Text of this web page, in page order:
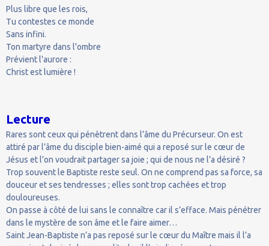
Plus libre que les rois,
Tu contestes ce monde
Sans infini.
Ton martyre dans l'ombre
Prévient l'aurore :
Christ est lumière !
Lecture
Rares sont ceux qui pénètrent dans l’âme du Précurseur. On est
attiré par l’âme du disciple bien-aimé qui a reposé sur le cœur de
Jésus et l’on voudrait partager sa joie ; qui de nous ne l’a désiré ?
Trop souvent le Baptiste reste seul. On ne comprend pas sa force, sa
douceur et ses tendresses ; elles sont trop cachées et trop
douloureuses.
On passe à côté de lui sans le connaître car il s’efface. Mais pénétrer
dans le mystère de son âme et le faire aimer…
Saint Jean-Baptiste n’a pas reposé sur le cœur du Maître mais il l’a